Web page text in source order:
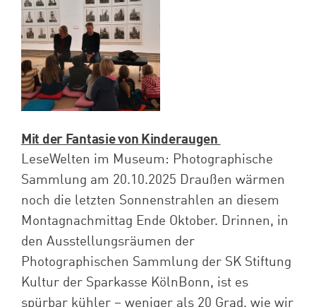
Mit der Fantasie von Kinderaugen
LeseWelten im Museum: Photographische
Sammlung am 20.10.2025 Draußen wärmen
noch die letzten Sonnenstrahlen an diesem
Montagnachmittag Ende Oktober. Drinnen, in
den Ausstellungsräumen der
Photographischen Sammlung der SK Stiftung
Kultur der Sparkasse KölnBonn, ist es
spürbar kühler – weniger als 20 Grad, wie wir